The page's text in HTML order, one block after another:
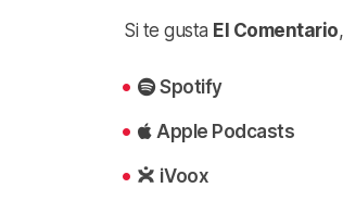
Si te gusta El Comentario
Spotify
Apple Podcasts
iVoox